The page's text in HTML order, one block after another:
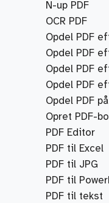
N-up PDF
OCR PDF
Opdel PDF
Opdel PDF
Opdel PDF
Opdel PDF
Opdel PDF
Opret PDF-
PDF Editor
PDF til Excel
PDF til JPG
PDF til
PDF til tekst